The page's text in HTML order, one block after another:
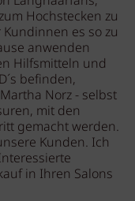
Hochstecken zu
es so zu
anwenden
Hilfsmitteln und
befinden,
Norz - selbst
mit den
gemacht werden.
Kunden. Ich
in Ihren Salons